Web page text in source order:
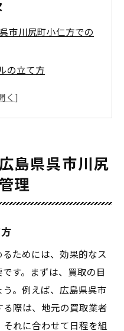
市川尻町小仁方での
の立て方
るコツ
取成功のメリット
時間管理ツール
間の優先順位
した時間短縮法
の円滑な流れ
限に活用する
ケーションの重要性
島県呉市川尻
理
ためには、効果的なス
す。まずは、買取の目
。例えば、広島県呉市
際は、地元の買取業者
れに合わせて日程を組